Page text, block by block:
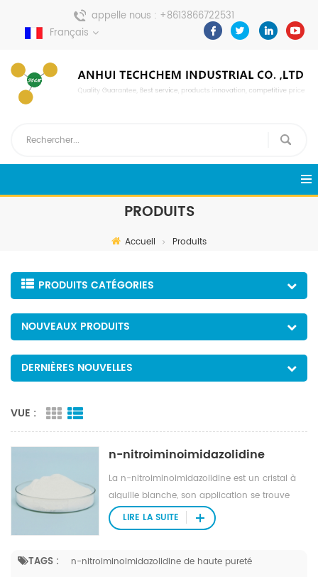
appelle nous : +8613866722531
envoyer un message :
pweiping@techemi.com
Français
PRODUITS
Accueil Produits
PRODUITS CATÉGORIES
NOUVEAUX PRODUITS
DERNIÈRES NOUVELLES
VUE :
n-nitroiminoimidazolidine
La n-nitroiminoimidazolidine est un cristal à
aiguille blanche, son application se trouve
dans les intermédiaires agrochimiques.
TAGS :
n-nitroiminoimidazolidine de haute pureté
LIRE LA SUITE